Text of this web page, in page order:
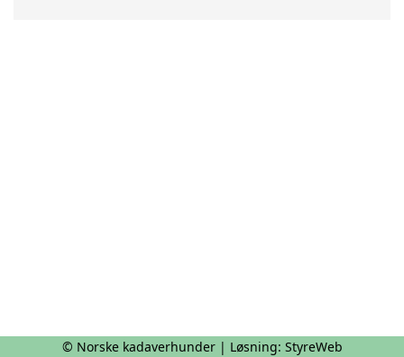
© Norske kadaverhunder | Løsning: StyreWeb